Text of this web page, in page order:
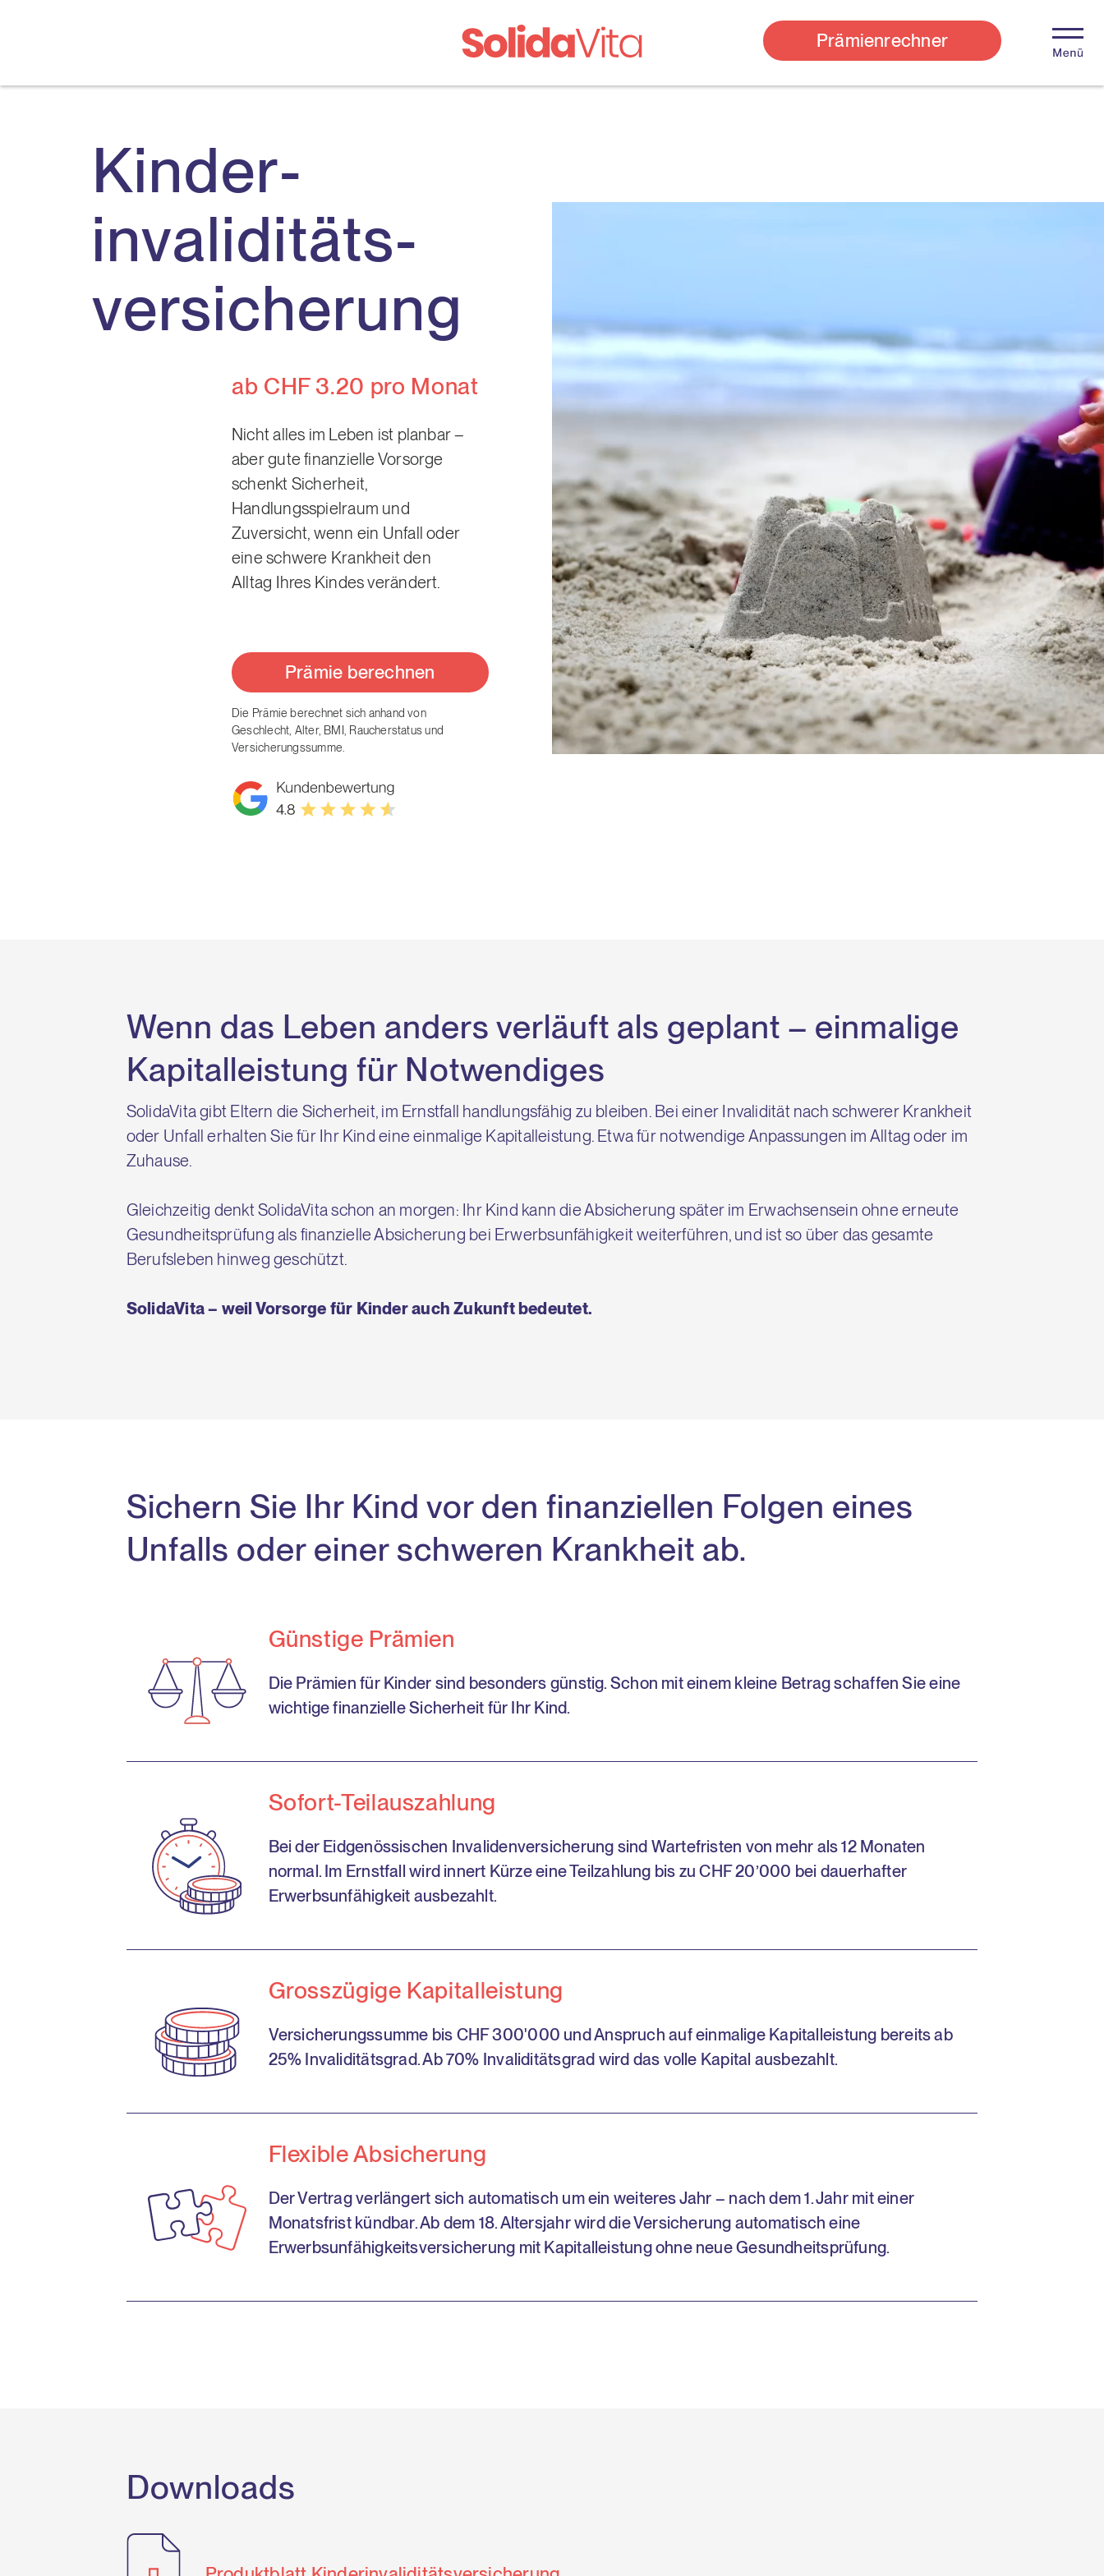
Prämienrechner
Kinder­
invaliditäts­
versicherung
ab CHF 3.20 pro Monat
Nicht alles im Leben ist planbar –
aber gute finanzielle Vorsorge
schenkt Sicherheit,
Handlungsspielraum und
Zuversicht, wenn ein Unfall oder
eine schwere Krankheit den
Alltag Ihres Kindes verändert.
Prämie berechnen
Die Prämie berechnet sich anhand von
Geschlecht, Alter, BMI, Raucherstatus und
Versicherungssumme.
Wenn das Leben anders verläuft als geplant – einmalige
Kapitalleistung für Notwendiges
SolidaVita gibt Eltern die Sicherheit, im Ernstfall handlungsfähig zu bleiben. Bei einer Invalidität nach schwerer Krankheit
oder Unfall erhalten Sie für Ihr Kind eine einmalige Kapitalleistung. Etwa für notwendige Anpassungen im Alltag oder im
Zuhause.
Gleichzeitig denkt SolidaVita schon an morgen: Ihr Kind kann die Absicherung später im Erwachsensein ohne erneute
Gesundheitsprüfung als finanzielle Absicherung bei Erwerbsunfähigkeit weiterführen, und ist so über das gesamte
Berufsleben hinweg geschützt.
SolidaVita – weil Vorsorge für Kinder auch Zukunft bedeutet.
Sichern Sie Ihr Kind vor den finanziellen Folgen eines
Unfalls oder einer schweren Krankheit ab.
Günstige Prämien
Die Prämien für Kinder sind besonders günstig. Schon mit einem kleine Betrag schaffen Sie eine
wichtige finanzielle Sicherheit für Ihr Kind.
Sofort-Teilauszahlung
Bei der Eidgenössischen Invalidenversicherung sind Wartefristen von mehr als 12 Monaten
normal. Im Ernstfall wird innert Kürze eine Teilzahlung bis zu CHF 20’000 bei dauerhafter
Erwerbsunfähigkeit ausbezahlt.
Grosszügige Kapitalleistung
Versicherungssumme bis CHF 300'000 und Anspruch auf einmalige Kapitalleistung bereits ab
25% Invaliditätsgrad. Ab 70% Invaliditätsgrad wird das volle Kapital ausbezahlt.
Flexible Absicherung
Der Vertrag verlängert sich automatisch um ein weiteres Jahr – nach dem 1. Jahr mit einer
Monatsfrist kündbar. Ab dem 18. Altersjahr wird die Versicherung automatisch eine
Erwerbsunfähigkeitsversicherung mit Kapitalleistung ohne neue Gesundheitsprüfung.
Downloads